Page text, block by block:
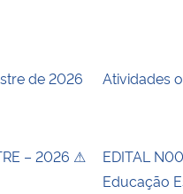
de 2026
Atividades
– 2026 ⚠
EDITAL
Educação